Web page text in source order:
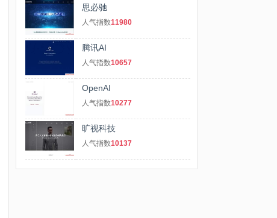
思必驰
人气指数11980
腾讯AI
人气指数10657
OpenAI
人气指数10277
旷视科技
人气指数10137